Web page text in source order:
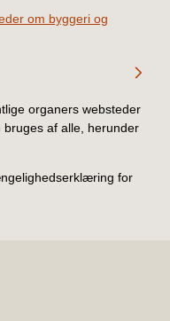
om byggeri og
organers websteder
af alle, herunder
for